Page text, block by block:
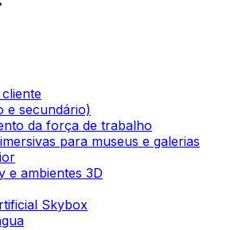
e secundário)
da força de trabalho
para museus e galerias
e ambientes 3D
Skybox